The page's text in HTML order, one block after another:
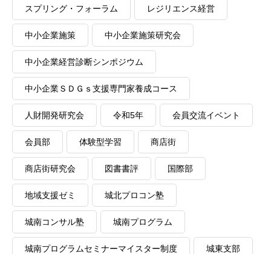
スプリング・フォーラム レジリエンス経営
中小企業施策 中小企業施策研究会
中小企業経営診断シンポジウム
中小企業ＳＤＧｓ支援専門家養成コース
人財開発研究会 令和5年 会員交流イベント
会員部 体験型学習 商店街
商店街研究会 図書書評 国際部
地域支援ゼミ 城北プロコン塾
城南コンサル塾 城南プログラム
城南プログラムセミナーマイスター制度 城東支部